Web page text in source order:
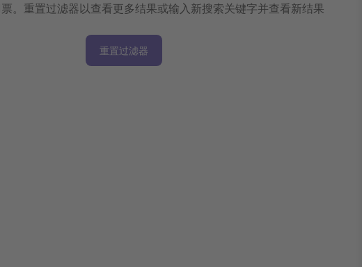
。重置过滤器以查看更多结果或输入新搜索关键字并查看新结果
重置过滤器